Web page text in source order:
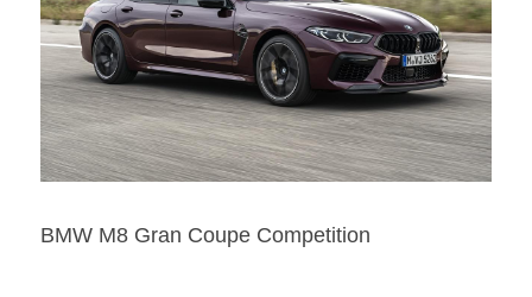
BMW M8 Gran Coupe Competition